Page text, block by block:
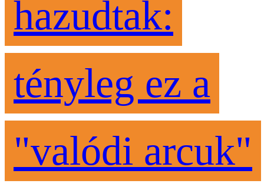
hazudtak:
tényleg ez a
"valódi arcuk"